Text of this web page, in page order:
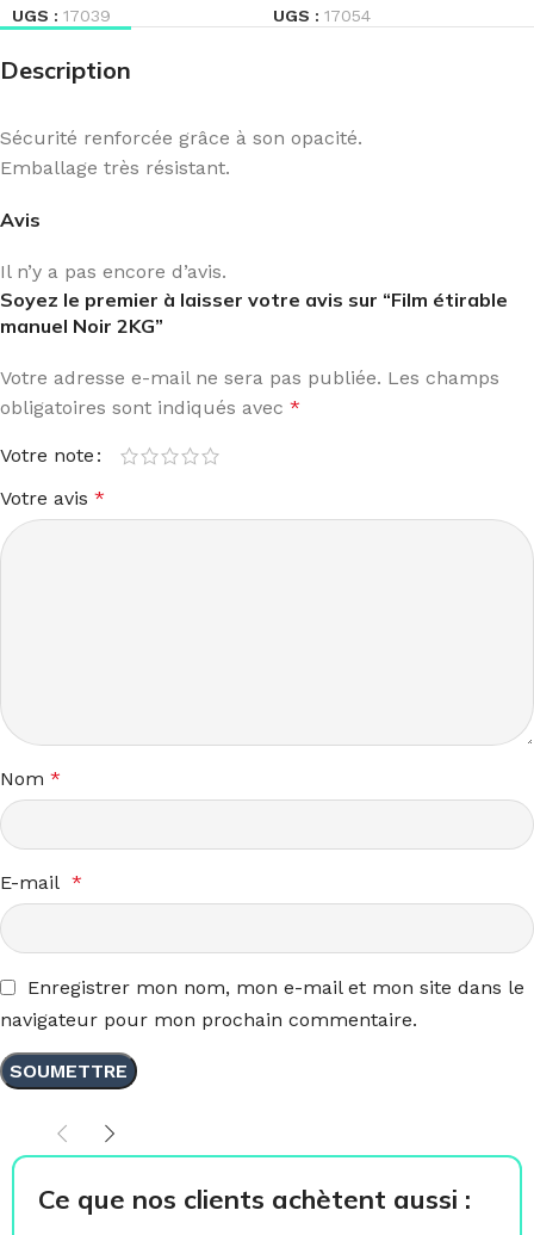
UGS : 17039 UGS : 17054
Description
Sécurité renforcée grâce à son opacité.
Emballage très résistant.
Avis
Il n’y a pas encore d’avis.
Soyez le premier à laisser votre avis sur “Film étirable
manuel Noir 2KG”
Votre adresse e-mail ne sera pas publiée. Les champs
obligatoires sont indiqués avec *
Votre note
Votre avis *
Nom *
E-mail *
Enregistrer mon nom, mon e-mail et mon site dans le
navigateur pour mon prochain commentaire.
Ce que nos clients achètent aussi :